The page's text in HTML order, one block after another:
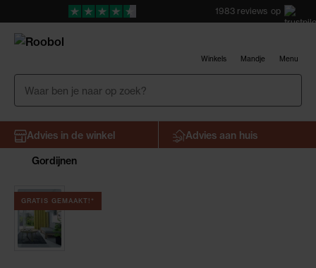
1983 reviews op
Winkels Mandje Menu
Advies in de winkel
Advies aan huis
Gordijnen
GRATIS GEMAAKT!*